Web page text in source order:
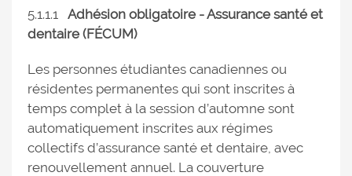
5.1.1.1 Adhésion obligatoire - Assurance santé et
dentaire (FÉCUM)
Les personnes étudiantes canadiennes ou
résidentes permanentes qui sont inscrites à
temps complet à la session d’automne sont
automatiquement inscrites aux régimes
collectifs d’assurance santé et dentaire, avec
renouvellement annuel. La couverture